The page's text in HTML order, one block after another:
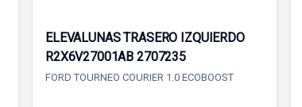
ELEVALUNAS TRASERO IZQUIERDO
R2X6V27001AB 2707235
FORD TOURNEO COURIER 1.0 ECOBOOST